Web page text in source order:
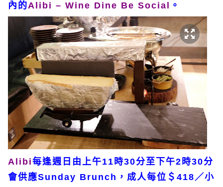
內的Alibi – Wine Dine Be Social 。
Alibi每逢週日由上午11時30分至下午2時30分
會供應Sunday Brunch，成人每位＄418／小